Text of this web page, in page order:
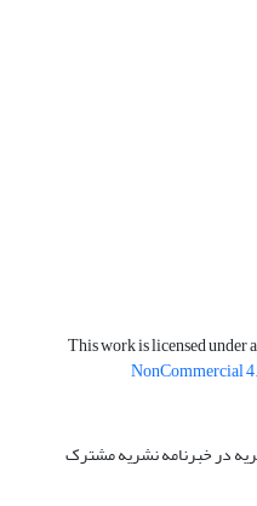
This work is licensed under a
NonCommercial
در خبرنامه نشریه مشترک